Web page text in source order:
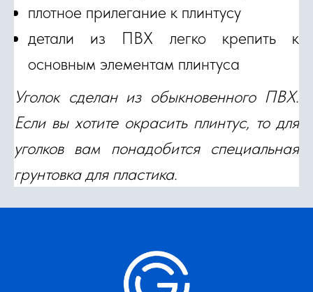
плотное прилегание к плинтусу
детали из ПВХ легко крепить к
основным элементам плинтуса
Уголок сделан из обыкновенного ПВХ.
Если вы хотите окрасить плинтус, то для
уголков вам понадобится специальная
грунтовка для пластика.